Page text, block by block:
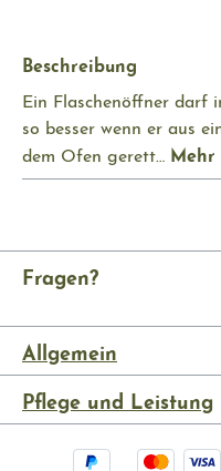
Beschreibung
Ein Flaschenöffner darf
so besser wenn er aus
dem Ofen gerett… Mehr
Fragen?
Allgemein
Pflege und Leistung